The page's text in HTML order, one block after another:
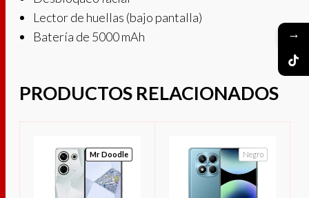
Lector de huellas (bajo pantalla)
Batería de 5000 mAh
PRODUCTOS RELACIONADOS
Mr Doodle Negro
→